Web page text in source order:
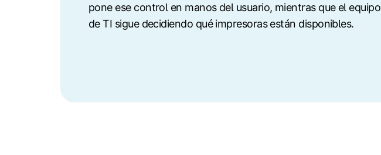
pone ese control en manos del usuario, mientras que el equipo
de TI sigue decidiendo qué impresoras están disponibles.